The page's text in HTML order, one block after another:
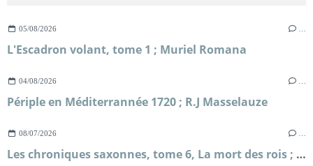
05/08/2026
L'Escadron volant, tome 1 ; Muriel Romana
04/08/2026
Périple en Méditerrannée 1720 ; R.J Masselauze
08/07/2026
Les chroniques saxonnes, tome 6, La mort des rois ; Bernard Cornwell